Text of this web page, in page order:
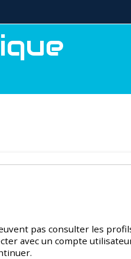
pas consulter les
avec un compte